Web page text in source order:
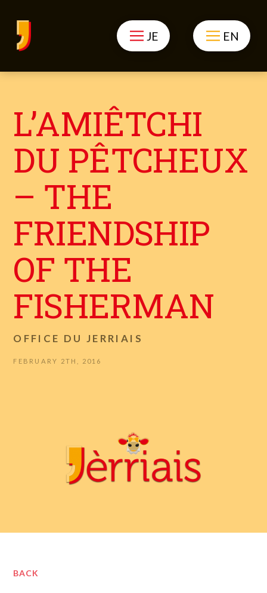
JE EN
L’AMIÊTCHI
DU PÊTCHEUX
– THE
FRIENDSHIP
OF THE
FISHERMAN
OFFICE DU JERRIAIS
FEBRUARY 2TH, 2016
BACK